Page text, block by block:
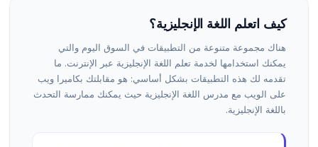
كيف اتعلم اللغة الإنجليزية؟
هناك مجموعة متنوعة من التطبيقات في السوق اليوم والتي
يمكنك استخدامها لخدمة تعلم اللغة الإنجليزية عبر الإنترنت. ما
تقدمه لك هذه التطبيقات بشكل أساسي: هو مقابلتك بكاميرا ويب
على الويب مع مدرس اللغة الإنجليزية حيث يمكنك ممارسة التحدث
باللغة الإنجليزية.